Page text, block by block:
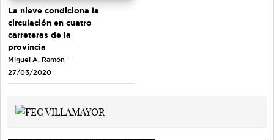
La nieve condiciona la
circulación en cuatro
carreteras de la
provincia
Miguel A. Ramón -
27/03/2020